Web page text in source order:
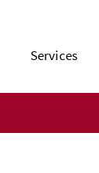
Services